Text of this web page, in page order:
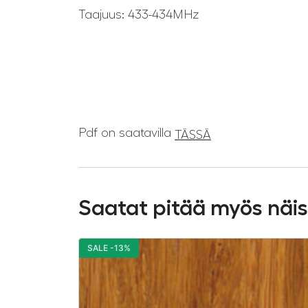
Taajuus: 433-434MHz
Pdf on saatavilla TÄSSÄ
Saatat pitää myös
SALE -13%